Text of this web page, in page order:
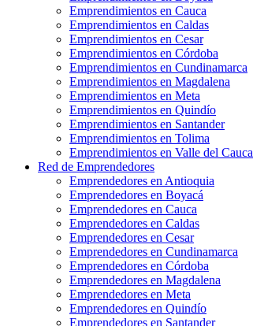
Emprendimientos en Cauca
Emprendimientos en Caldas
Emprendimientos en Cesar
Emprendimientos en Córdoba
Emprendimientos en Cundinamarca
Emprendimientos en Magdalena
Emprendimientos en Meta
Emprendimientos en Quindío
Emprendimientos en Santander
Emprendimientos en Tolima
Emprendimientos en Valle del Cauca
Red de Emprendedores
Emprendedores en Antioquia
Emprendedores en Boyacá
Emprendedores en Cauca
Emprendedores en Caldas
Emprendedores en Cesar
Emprendedores en Cundinamarca
Emprendedores en Córdoba
Emprendedores en Magdalena
Emprendedores en Meta
Emprendedores en Quindío
Emprendedores en Santander